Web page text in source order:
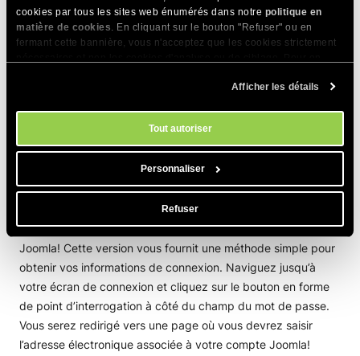
cookies par tous les sites web énumérés dans notre politique en
matière de cookies . En cliquant sur le bouton "Refuser" ou en
fermant cette bannière, vous n'acceptez que les cookies strictement
. Vous pouvez gérer vos préférences
Afficher les détails
Tout autoriser
Personnaliser
Refuser
Que faire si j’ai oublié mon nom
d’utilisateur/mot de passe
Si vous avez oublié le mot de passe d’un nom d’utilisateur
normal (non-super-administrateur), la dernière version de
Joomla! Cette version vous fournit une méthode simple pour
obtenir vos informations de connexion. Naviguez jusqu’à
votre écran de connexion et cliquez sur le bouton en forme
de point d’interrogation à côté du champ du mot de passe.
Vous serez redirigé vers une page où vous devrez saisir
l’adresse électronique associée à votre compte Joomla!